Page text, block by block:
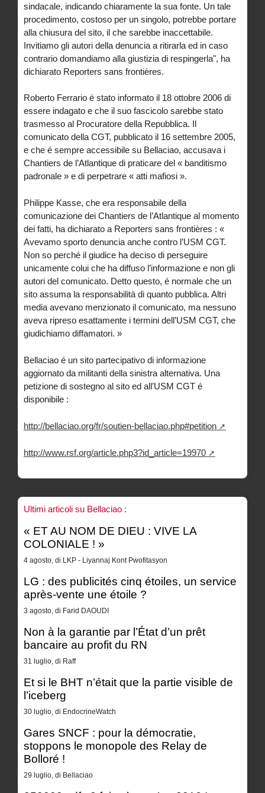
sindacale, indicando chiaramente la sua fonte. Un tale
procedimento, costoso per un singolo, potrebbe portare
alla chiusura del sito, il che sarebbe inaccettabile.
Invitiamo gli autori della denuncia a ritirarla ed in caso
contrario domandiamo alla giustizia di respingerla", ha
dichiarato Reporters sans frontières.
Roberto Ferrario é stato informato il 18 ottobre 2006 di
essere indagato e che il suo fascicolo sarebbe stato
trasmesso al Procuratore della Repubblica. Il
comunicato della CGT, pubblicato il 16 settembre 2005,
e che é sempre accessibile su Bellaciao, accusava i
Chantiers de l’Atlantique di praticare del « banditismo
padronale » e di perpetrare « atti mafiosi ».
Philippe Kasse, che era responsabile della
comunicazione dei Chantiers de l’Atlantique al momento
dei fatti, ha dichiarato a Reporters sans frontières : «
Avevamo sporto denuncia anche contro l’USM CGT.
Non so perché il giudice ha deciso di perseguire
unicamente colui che ha diffuso l’informazione e non gli
autori del comunicato. Detto questo, é normale che un
sito assuma la responsabilità di quanto pubblica. Altri
media avevano menzionato il comunicato, ma nessuno
aveva ripreso esattamente i termini dell’USM CGT, che
giudichiamo diffamatori. »
Bellaciao é un sito partecipativo di informazione
aggiornato da militanti della sinistra alternativa. Una
petizione di sostegno al sito ed all’USM CGT é
disponibile :
http://bellaciao.org/fr/soutien-bellaciao.php#petition
http://www.rsf.org/article.php3?id_article=19970
Ultimi articoli su Bellaciao :
« ET AU NOM DE DIEU : VIVE LA
COLONIALE ! »
4 agosto, di LKP - Liyannaj Kont Pwofitasyon
LG : des publicités cinq étoiles, un service
après-vente une étoile ?
3 agosto, di Farid DAOUDI
Non à la garantie par l’État d’un prêt
bancaire au profit du RN
31 luglio, di Raff
Et si le BHT n’était que la partie visible de
l’iceberg
30 luglio, di EndocrineWatch
Gares SNCF : pour la démocratie,
stoppons le monopole des Relay de
Bolloré !
29 luglio, di Bellaciao